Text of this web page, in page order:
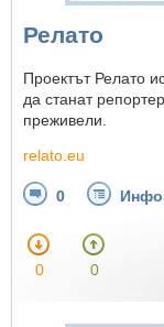
Релато
Проектът Релато
да станат
преживели.
relato.eu
0
0 0